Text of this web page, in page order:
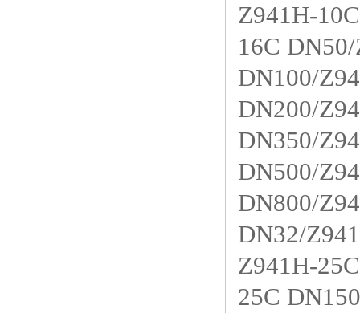
Z941H-
16C
DN100/
DN200/
DN350/
DN500/
DN800/
DN32/
Z941H-
25C